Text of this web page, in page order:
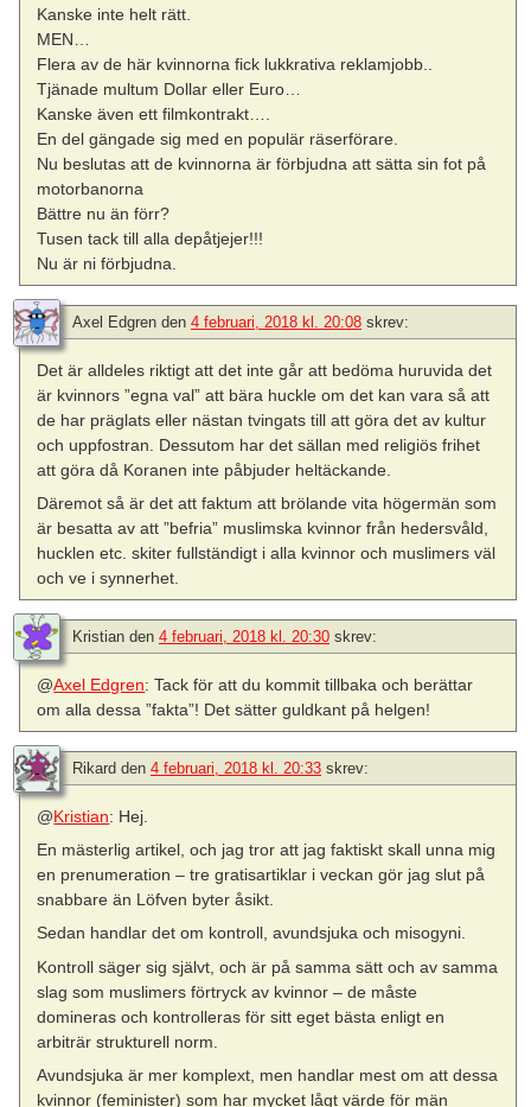
Kanske inte helt rätt.
MEN…
Flera av de här kvinnorna fick lukkrativa reklamjobb..
Tjänade multum Dollar eller Euro…
Kanske även ett filmkontrakt….
En del gängade sig med en populär räserförare.
Nu beslutas att de kvinnorna är förbjudna att sätta sin fot på
motorbanorna
Bättre nu än förr?
Tusen tack till alla depåtjejer!!!
Nu är ni förbjudna.
Axel Edgren den 4 februari, 2018 kl. 20:08 skrev:
Det är alldeles riktigt att det inte går att bedöma huruvida det
är kvinnors ”egna val” att bära huckle om det kan vara så att
de har präglats eller nästan tvingats till att göra det av kultur
och uppfostran. Dessutom har det sällan med religiös frihet
att göra då Koranen inte påbjuder heltäckande.
Däremot så är det att faktum att brölande vita högermän som
är besatta av att ”befria” muslimska kvinnor från hedersvåld,
hucklen etc. skiter fullständigt i alla kvinnor och muslimers väl
och ve i synnerhet.
Kristian den 4 februari, 2018 kl. 20:30 skrev:
@Axel Edgren: Tack för att du kommit tillbaka och berättar
om alla dessa ”fakta”! Det sätter guldkant på helgen!
Rikard den 4 februari, 2018 kl. 20:33 skrev:
@Kristian: Hej.
En mästerlig artikel, och jag tror att jag faktiskt skall unna mig
en prenumeration – tre gratisartiklar i veckan gör jag slut på
snabbare än Löfven byter åsikt.
Sedan handlar det om kontroll, avundsjuka och misogyni.
Kontroll säger sig självt, och är på samma sätt och av samma
slag som muslimers förtryck av kvinnor – de måste
domineras och kontrolleras för sitt eget bästa enligt en
arbiträr strukturell norm.
Avundsjuka är mer komplext, men handlar mest om att dessa
kvinnor (feminister) som har mycket lågt värde för män